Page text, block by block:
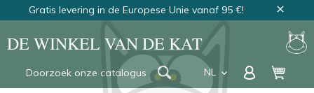
Gratis levering in de Europese Unie vanaf 95 €! close
DE WINKEL VAN DE KAT
NL keyboard_arrow_down
FR